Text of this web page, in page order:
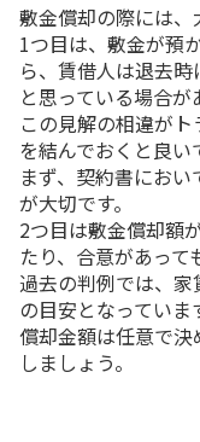
敷金償却の際には、
1つ目は、敷金が預
ら、賃借人は退去
と思っている場合が
この見解の相違が
を結んでおくと良い
まず、契約書にお
が大切です。
2つ目は敷金償却額
たり、合意があって
過去の判例では、
の目安となっていま
償却金額は任意で
しましょう。